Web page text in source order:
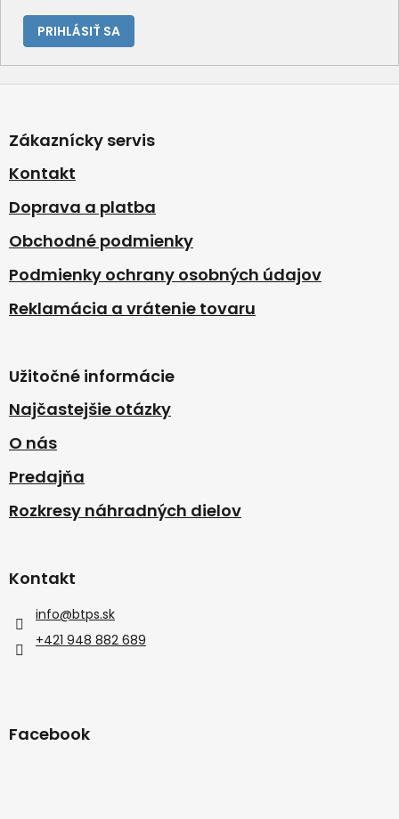
PRIHLÁSIŤ SA
p
ä
e
Zákaznícky servis
Kontakt
Doprava a platba
Obchodné podmienky
Podmienky ochrany osobných údajov
Reklamácia a vrátenie tovaru
Užitočné informácie
Najčastejšie otázky
O nás
Predajňa
Rozkresy náhradných dielov
Kontakt
info@btps.sk
+421 948 882 689
Facebook